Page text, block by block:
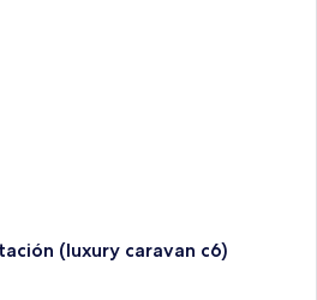
(luxury caravan c6)